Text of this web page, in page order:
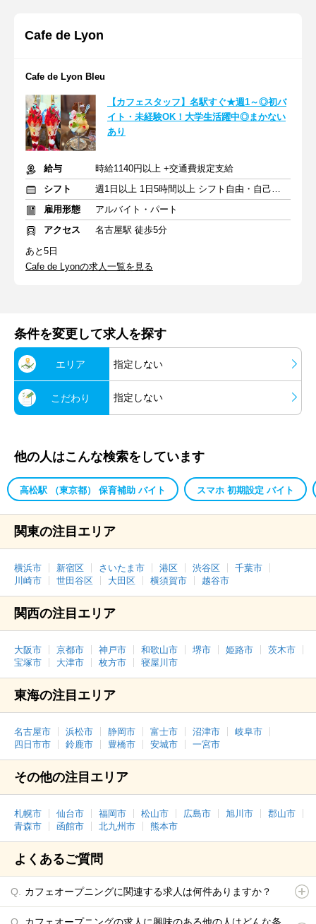
Cafe de Lyon
Cafe de Lyon Bleu
【カフェスタッフ】名駅すぐ★週1～◎初バ
イト・未経験OK！大学生活躍中◎まかない
あり
給与
時給1140円以上 +交通費規定支給
シフト
週1日以上 1日5時間以上 シフト自由・自己申告
雇用形態
アルバイト・パート
アクセス
名古屋駅 徒歩5分
あと5日
Cafe de Lyonの求人一覧を見る
条件を変更して求人を探す
エリア 指定しない
こだわり 指定しない
他の人はこんな検索をしています
高松駅 （東京都） 保育補助 バイト スマホ 初期設定 バイト
関東の注目エリア
横浜市 新宿区 さいたま市 港区 渋谷区
千葉市
川崎市
世田谷区 大田区 横須賀市 越谷市
関西の注目エリア
大阪市 京都市 神戸市 和歌山市 堺市 姫路市
茨木市
宝塚市
大津市 枚方市 寝屋川市
東海の注目エリア
名古屋市 浜松市 静岡市 富士市 沼津市
岐阜市
四日市市
鈴鹿市 豊橋市 安城市 一宮市
その他の注目エリア
札幌市 仙台市 福岡市 松山市 広島市 旭川市
郡山市
青森市
函館市 北九州市 熊本市
よくあるご質問
カフェオープニングに関連する求人は何件ありますか？